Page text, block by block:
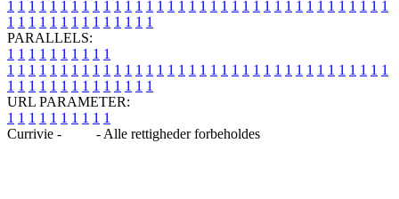
1 1 1 1 1 1 1 1 1 1 1 1 1 1 1 1 1 1 1 1 1 1 1 1 1 1 1 1 1 1 1 1 1 1 1 1
1 1 1 1 1 1 1 1 1 1 1 1 1 1
PARALLELS:
1 1 1 1 1 1 1 1 1 1
1 1 1 1 1 1 1 1 1 1 1 1 1 1 1 1 1 1 1 1 1 1 1 1 1 1 1 1 1 1 1 1 1 1 1 1
1 1 1 1 1 1 1 1 1 1 1 1 1 1
URL PARAMETER:
1 1 1 1 1 1 1 1 1 1
Currivie -
- Alle rettigheder forbeholdes